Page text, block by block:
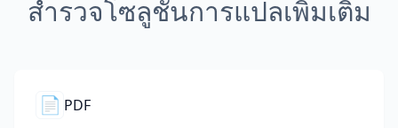
สำรวจโซลูชันการแปลเพิ่มเติม
📄 PDF